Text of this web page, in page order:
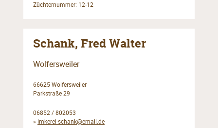
Züchternummer: 12-12
Schank, Fred Walter
Wolfersweiler
66625 Wolfersweiler
Parkstraße 29
06852 / 802053
» imkerei-schank@email.de